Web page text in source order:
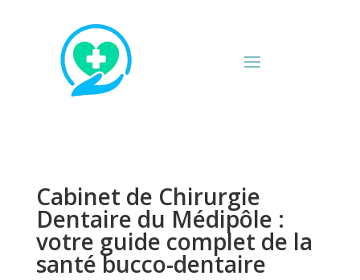
Cabinet de Chirurgie
Dentaire du Médipôle :
votre guide complet de la
santé bucco-dentaire